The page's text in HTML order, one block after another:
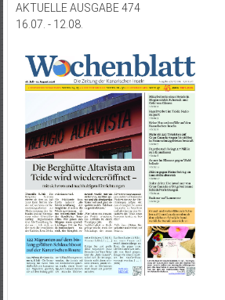
AKTUELLE AUSGABE 474
16.07. - 12.08.